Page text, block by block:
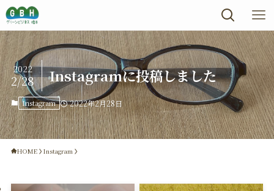
Instagramに投稿しました
2022
2/28
Instagram 2022年2月28日
HOME Instagram